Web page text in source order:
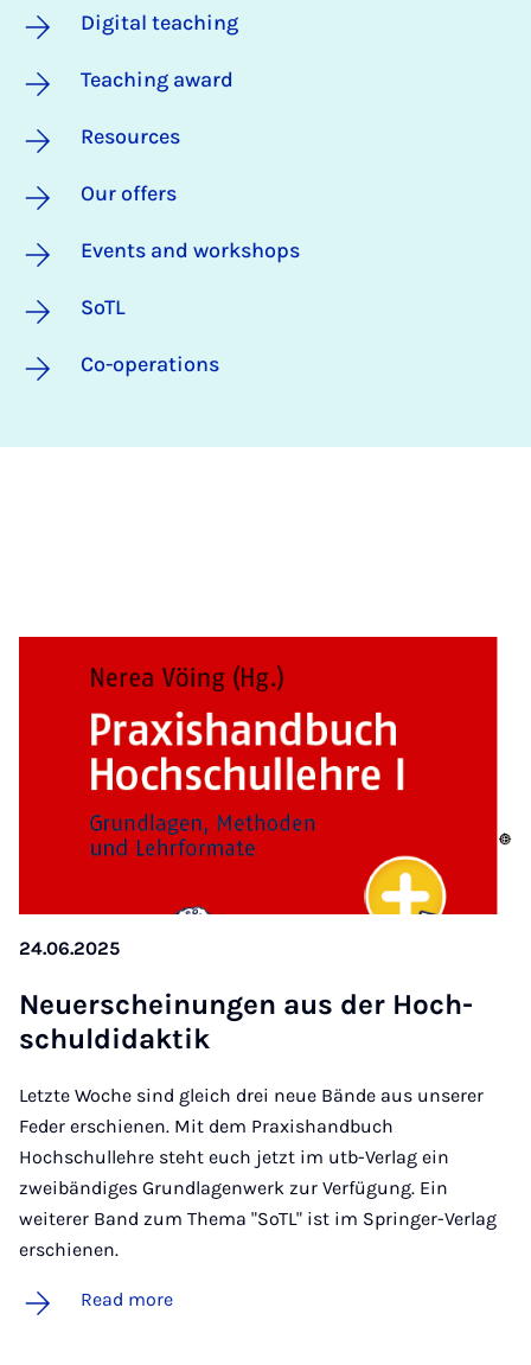
Digital teaching
Teaching award
Resources
Our offers
Events and workshops
SoTL
Co-operations
24.06.2025
Neuer­schein­un­gen aus der Hoch­
schul­didak­tik
Letzte Woche sind gleich drei neue Bände aus unserer
Feder erschienen. Mit dem Praxishandbuch
Hochschullehre steht euch jetzt im utb-Verlag ein
zweibändiges Grundlagenwerk zur Verfügung. Ein
weiterer Band zum Thema "SoTL" ist im Springer-Verlag
erschienen.
Read more